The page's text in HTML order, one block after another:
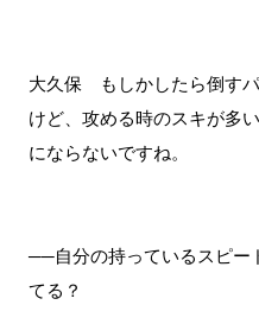
大久保 もしかしたら倒す
けど、攻める時のスキが多
にならないですね。
──自分の持っているスピー
てる？